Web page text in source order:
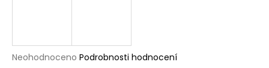
Průměrné
Neohodnoceno Podrobnosti hodnocení
í
t